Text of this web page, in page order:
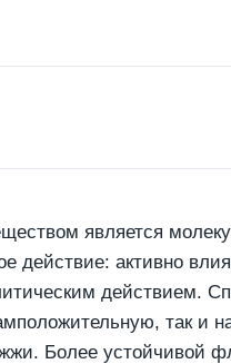
является
действие: активно
так и
Более устойчивой